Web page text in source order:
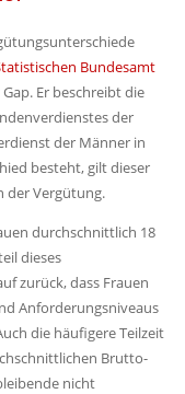
Bundesamt
Er beschreibt die
der
der Männer in
besteht, gilt dieser
der Vergütung.
durchschnittlich 18
dieses
zurück, dass Frauen
Anforderungsniveaus
die häufigere Teilzeit
Brutto-
nicht